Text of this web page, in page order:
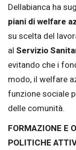
Dellabianca ha
piani di welfare
su scelta del
al Servizio
evitando che i
modo, il welfare
funzione sociale
delle comunità.
FORMAZIONE E
POLITICHE